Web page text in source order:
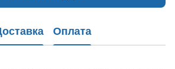
Оплата